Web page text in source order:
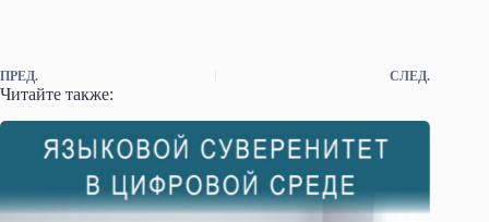
ПРЕД. СЛЕД.
Читайте также: